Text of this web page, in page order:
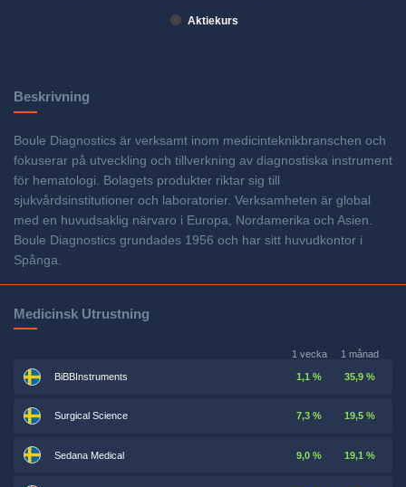
Aktiekurs
Beskrivning
Boule Diagnostics är verksamt inom medicinteknikbranschen och
fokuserar på utveckling och tillverkning av diagnostiska instrument
för hematologi. Bolagets produkter riktar sig till
sjukvårdsinstitutioner och laboratorier. Verksamheten är global
med en huvudsaklig närvaro i Europa, Nordamerika och Asien.
Boule Diagnostics grundades 1956 och har sitt huvudkontor i
Spånga.
Medicinsk Utrustning
1 vecka 1 månad
BiBBInstruments 1,1 % 35,9 %
Surgical Science 7,3 % 19,5 %
Sedana Medical 9,0 % 19,1 %